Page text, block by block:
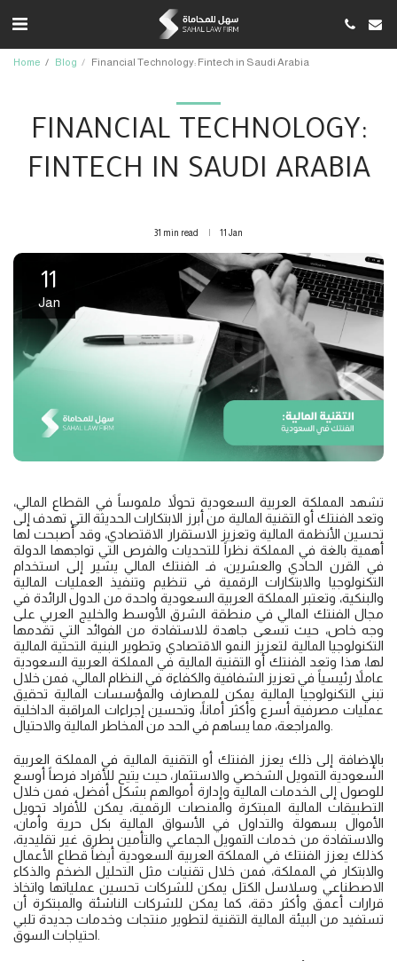
Home Blog Financial Technology: Fintech in Saudi Arabia
FINANCIAL TECHNOLOGY:
FINTECH IN SAUDI ARABIA
31 min read 11 Jan
11
Jan
تشهد المملكة العربية السعودية تحولاً ملموساً في القطاع المالي،
وتعد الفنتك أو التقنية المالية من أبرز الابتكارات الحديثة التي تهدف إلى
تحسين الأنظمة المالية وتعزيز الاستقرار الاقتصادي، وقد أصبحت لها
أهمية بالغة في المملكة نظراً للتحديات والفرص التي تواجهها الدولة
في القرن الحادي والعشرين، فـ الفنتك المالي يشير إلى استخدام
التكنولوجيا والابتكارات الرقمية في تنظيم وتنفيذ العمليات المالية
والبنكية، وتعتبر المملكة العربية السعودية واحدة من الدول الرائدة في
مجال الفنتك المالي في منطقة الشرق الأوسط والخليج العربي على
وجه خاص، حيث تسعى جاهدة للاستفادة من الفوائد التي تقدمها
التكنولوجيا المالية لتعزيز النمو الاقتصادي وتطوير البنية التحتية المالية
لها، هذا وتعد الفنتك أو التقنية المالية في المملكة العربية السعودية
عاملاً رئيسياً في تعزيز الشفافية والكفاءة في النظام المالي، فمن خلال
تبني التكنولوجيا المالية يمكن للمصارف والمؤسسات المالية تحقيق
عمليات مصرفية أسرع وأكثر أماناً، وتحسين إجراءات المراقبة الداخلية
بالإضافة إلى ذلك يعزز الفنتك أو التقنية المالية في المملكة العربية
السعودية التمويل الشخصي والاستثمار، حيث يتيح للأفراد فرصاً أوسع
للوصول إلى الخدمات المالية وإدارة أموالهم بشكل أفضل، فمن خلال
التطبيقات المالية المبتكرة والمنصات الرقمية، يمكن للأفراد تحويل
الأموال بسهولة والتداول في الأسواق المالية بكل حرية وأمان،
والاستفادة من خدمات التمويل الجماعي والتأمين بطرق غير تقليدية،
كذلك يعزز الفنتك في المملكة العربية السعودية أيضاً قطاع الأعمال
والابتكار في المملكة، فمن خلال تقنيات مثل التحليل الضخم والذكاء
الاصطناعي وسلاسل الكتل يمكن للشركات تحسين عملياتها واتخاذ
قرارات أعمق وأكثر دقة، كما يمكن للشركات الناشئة والمبتكرة أن
تستفيد من البيئة المالية التقنية لتطوير منتجات وخدمات جديدة تلبي